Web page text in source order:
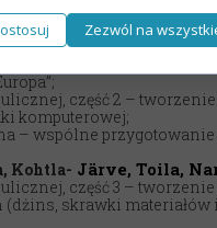
maja, Kohtla-Järve
i koncert chóru;
i lekcja języka
ulicznej, cześć 1 –
część 2 – tworzenie
komputerowej;
– wspólne
Kohtla- Järve, Toila,
część 3 –
skrawki materiałów
Zezwól na